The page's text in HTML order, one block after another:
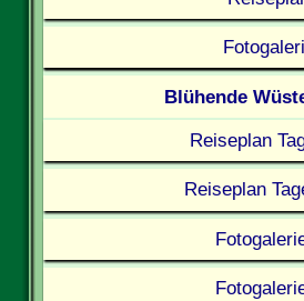
Blühende
Reiseplan
Reiseplan